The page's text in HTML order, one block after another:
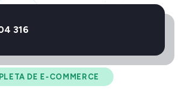
DE E-COMMERCE
316